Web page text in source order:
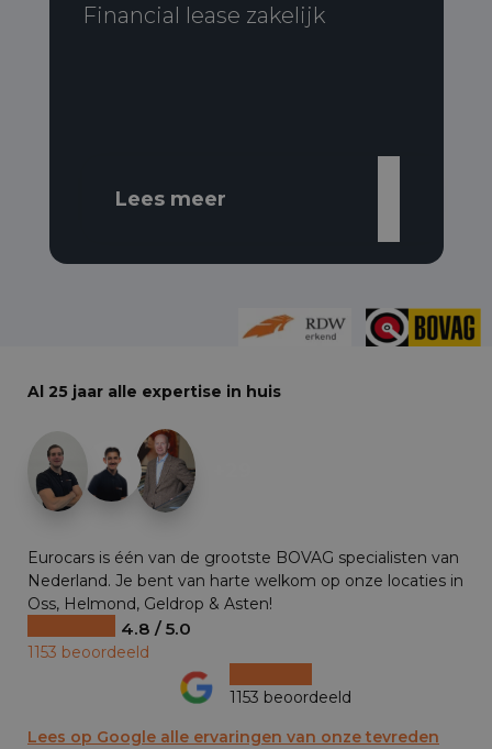
Financial lease zakelijk
Lees meer
Al 25 jaar alle expertise in huis
Eurocars is één van de grootste BOVAG specialisten van
Nederland. Je bent van harte welkom op onze locaties in
Oss, Helmond, Geldrop & Asten!
4.8 / 5.0
1153 beoordeeld
1153 beoordeeld
Lees op Google alle ervaringen van onze tevreden